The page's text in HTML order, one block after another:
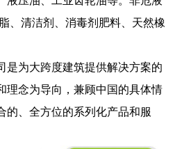
、清洁剂、消毒剂肥料、天然橡
是为大跨度建筑提供解决方案的
理念为导向，兼顾中国的具体情
的、全方位的系列化产品和服